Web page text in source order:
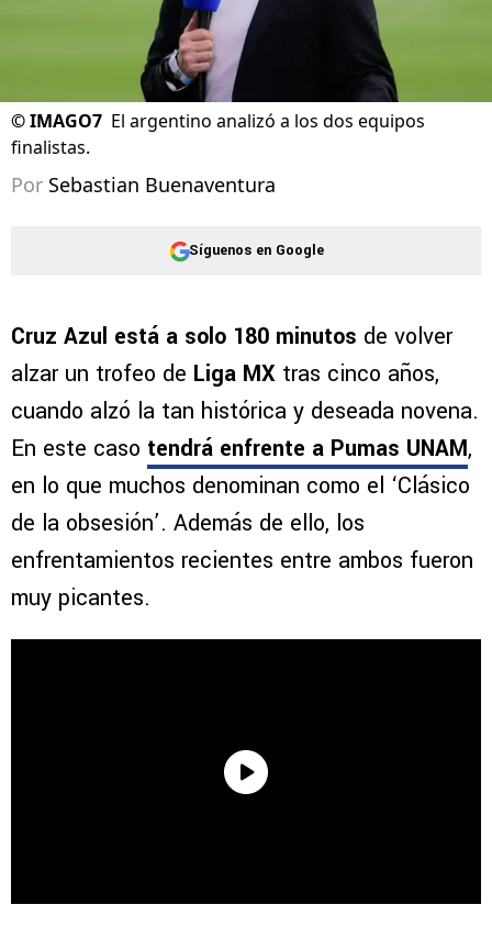
©IMAGO7 El argentino analizó a los dos equipos
finalistas.
Por Sebastian Buenaventura
Síguenos en Google
Cruz Azul está a solo 180 minutos de volver
alzar un trofeo de Liga MX tras cinco años,
cuando alzó la tan histórica y deseada novena.
En este caso tendrá enfrente a Pumas UNAM,
en lo que muchos denominan como el ‘Clásico
de la obsesión’. Además de ello, los
enfrentamientos recientes entre ambos fueron
muy picantes.